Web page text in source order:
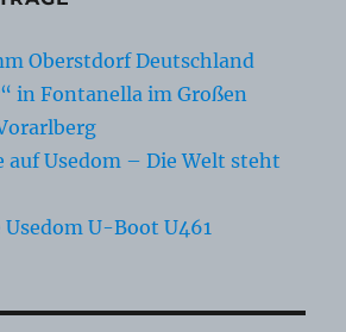
Oberstdorf Deutschland
in Fontanella im Großen
auf Usedom – Die Welt steht
Usedom U-Boot U461